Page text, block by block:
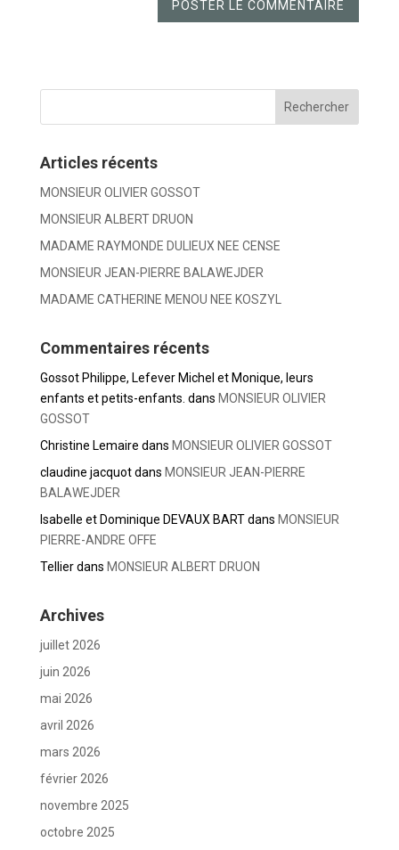
Articles récents
MONSIEUR OLIVIER GOSSOT
MONSIEUR ALBERT DRUON
MADAME RAYMONDE DULIEUX NEE CENSE
MONSIEUR JEAN-PIERRE BALAWEJDER
MADAME CATHERINE MENOU NEE KOSZYL
Commentaires récents
Gossot Philippe, Lefever Michel et Monique, leurs
enfants et petits-enfants. dans MONSIEUR OLIVIER
GOSSOT
Christine Lemaire dans MONSIEUR OLIVIER GOSSOT
claudine jacquotdans MONSIEUR JEAN-PIERRE
BALAWEJDER
Isabelle et Dominique DEVAUX BARTdans MONSIEUR
PIERRE-ANDRE OFFE
Tellierdans MONSIEUR ALBERT DRUON
Archives
juillet 2026
juin 2026
mai 2026
avril 2026
mars 2026
février 2026
novembre 2025
octobre 2025